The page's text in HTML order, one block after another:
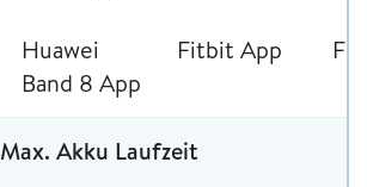
Huawei
Band 8 App
Fitbit App
Max. Akku Laufzeit